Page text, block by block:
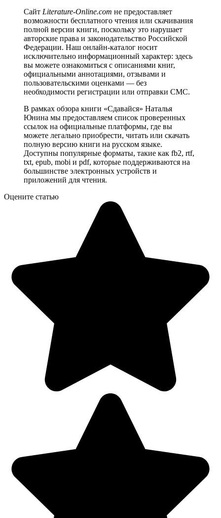
Сайт Literature-Online.com не предоставляет
возможности бесплатного чтения или скачивания
полной версии книги, поскольку это нарушает
авторские права и законодательство Российской
Федерации. Наш онлайн-каталог носит
исключительно информационный характер: здесь
вы можете ознакомиться с описаниями книг,
официальными аннотациями, отзывами и
пользовательскими оценками — без
необходимости регистрации или отправки СМС.
В рамках обзора книги «Сдавайся» Наталья
Юнина мы предоставляем список проверенных
ссылок на официальные платформы, где вы
можете легально приобрести, читать или скачать
полную версию книги на русском языке.
Доступны популярные форматы, такие как fb2, rtf,
txt, epub, mobi и pdf, которые поддерживаются на
большинстве электронных устройств и
приложений для чтения.
Оцените статью